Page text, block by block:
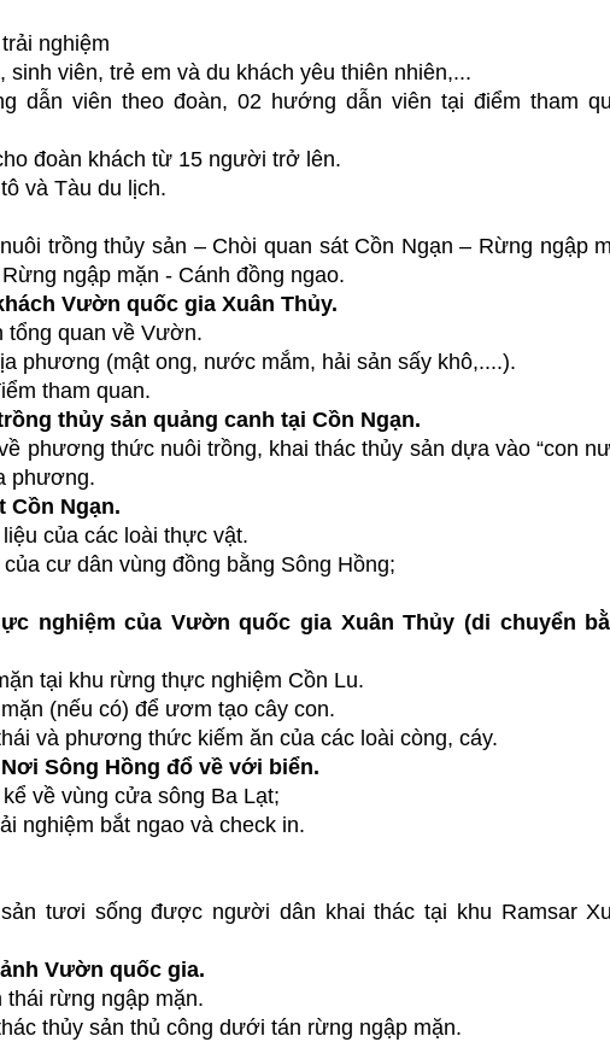
nghiệm
sinh viên, trẻ em và du khách yêu thiên nhiên,...
dẫn viên theo đoàn, 02 hướng dẫn viên tại điểm tham
đoàn khách từ 15 người trở lên.
và Tàu du lịch.
trồng thủy sản – Chòi quan sát Cồn Ngạn – Rừng ngập
ngập mặn - Cánh đồng ngao.
Vườn quốc gia Xuân Thủy.
tổng quan về Vườn.
phương (mật ong, nước mắm, hải sản sấy khô,....).
tham quan.
thủy sản quảng canh tại Cồn Ngạn.
phương thức nuôi trồng, khai thác thủy sản dựa vào “con
phương.
Cồn Ngạn.
của các loài thực vật.
cư dân vùng đồng bằng Sông Hồng;
nghiệm của Vườn quốc gia Xuân Thủy (di chuyển
tại khu rừng thực nghiệm Cồn Lu.
(nếu có) để ươm tạo cây con.
và phương thức kiếm ăn của các loài còng, cáy.
Sông Hồng đổ về với biển.
về vùng cửa sông Ba Lạt;
nghiệm bắt ngao và check in.
tươi sống được người dân khai thác tại khu Ramsar
Vườn quốc gia.
thái rừng ngập mặn.
thủy sản thủ công dưới tán rừng ngập mặn.